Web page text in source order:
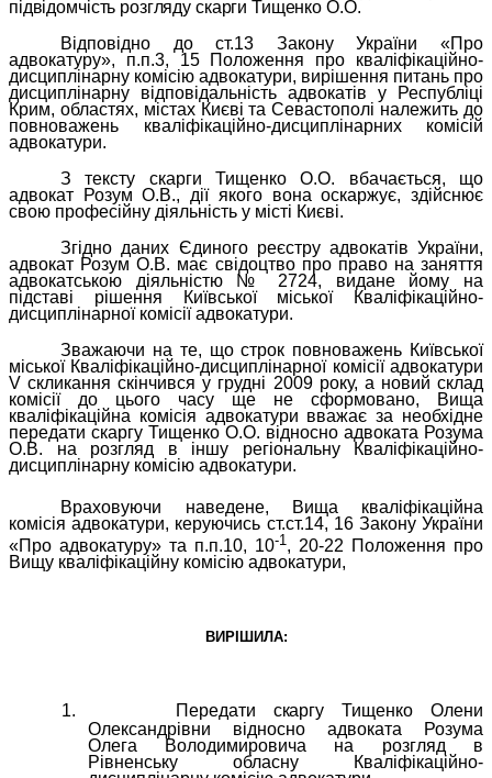
підвідомчість розгляду скарги Тищенко О.О.
Відповідно до ст.13 Закону України «Про
адвокатуру», п.п.3, 15 Положення про кваліфікаційно-
дисциплінарну комісію адвокатури, вирішення питань про
дисциплінарну відповідальність адвокатів у Республіці
Крим, областях, містах Києві та Севастополі належить до
повноважень кваліфікаційно-дисциплінарних комісій
адвокатури.
З тексту скарги Тищенко О.О. вбачається, що
адвокат Розум О.В., дії якого вона оскаржує, здійснює
свою професійну діяльність у місті Києві.
Згідно даних Єдиного реєстру адвокатів України,
адвокат Розум О.В. має свідоцтво про право на заняття
адвокатською діяльністю № 2724, видане йому на
підставі рішення Київської міської Кваліфікаційно-
дисциплінарної комісії адвокатури.
Зважаючи на те, що строк повноважень Київської
міської Кваліфікаційно-дисциплінарної комісії адвокатури
V скликання скінчився у грудні 2009 року, а новий склад
комісії до цього часу ще не сформовано, Вища
кваліфікаційна комісія адвокатури вважає за необхідне
передати скаргу Тищенко О.О. відносно адвоката Розума
О.В. на розгляд в іншу регіональну Кваліфікаційно-
дисциплінарну комісію адвокатури.
Враховуючи наведене, Вища кваліфікаційна
комісія адвокатури, керуючись ст.ст.14, 16 Закону України
«Про адвокатуру» та п.п.10, 10-1, 20-22 Положення про
Вищу кваліфікаційну комісію адвокатури,
ВИРІШИЛА:
1. Передати скаргу Тищенко Олени
Олександрівни відносно адвоката Розума
Олега Володимировича
на розгляд в
Рівненську обласну Кваліфікаційно-